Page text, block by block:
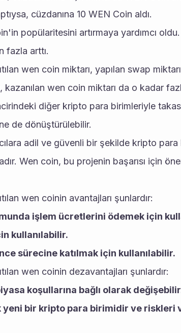
cüzdanına 10 WEN Coin aldı.
popülaritesini artırmaya yardımcı
fazla arttı.
wen coin miktarı, yapılan swap
kazanılan wen coin miktarı da o kadar
diğer kripto para birimleriyle takas
de dönüştürülebilir.
adil ve güvenli bir şekilde kripto
Wen coin, bu projenin başarısı için
wen coinin avantajları şunlardır:
işlem ücretlerini ödemek için
kullanılabilir.
sürecine katılmak için kullanılabilir.
wen coinin dezavantajları şunlardır:
koşullarına bağlı olarak
yeni bir kripto para birimidir ve riskleri